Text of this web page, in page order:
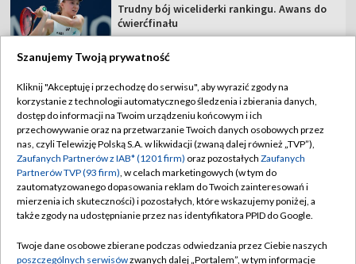
Trudny bój wiceliderki rankingu. Awans do
ćwierćfinału
TVP
Abonament TVP
Sklep TVP
Biuro Reklamy
Oferta Handlowa
Emisja w TVP
Regulamin TVP
Polityka prywatności
Moje zgody
Biuro reklamy
Szanujemy Twoją prywatność
Kliknij "Akceptuję i przechodzę do serwisu", aby wyrazić zgody na
korzystanie z technologii automatycznego śledzenia i zbierania danych,
dostęp do informacji na Twoim urządzeniu końcowym i ich
przechowywanie oraz na przetwarzanie Twoich danych osobowych przez
nas, czyli Telewizję Polską S.A. w likwidacji (zwaną dalej również „TVP”),
Zaufanych Partnerów z IAB* (1201 firm) oraz pozostałych Zaufanych
Partnerów TVP (93 firm), w celach marketingowych (w tym do
zautomatyzowanego dopasowania reklam do Twoich zainteresowań i
mierzenia ich skuteczności) i pozostałych, które wskazujemy poniżej, a
także zgody na udostępnianie przez nas identyfikatora PPID do Google.
Twoje dane osobowe zbierane podczas odwiedzania przez Ciebie naszych
poszczególnych serwisówzwanych dalej „Portalem”, w tym informacje